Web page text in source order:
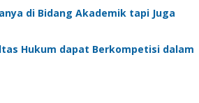
di Bidang Akademik tapi Juga
Hukum dapat Berkompetisi dalam